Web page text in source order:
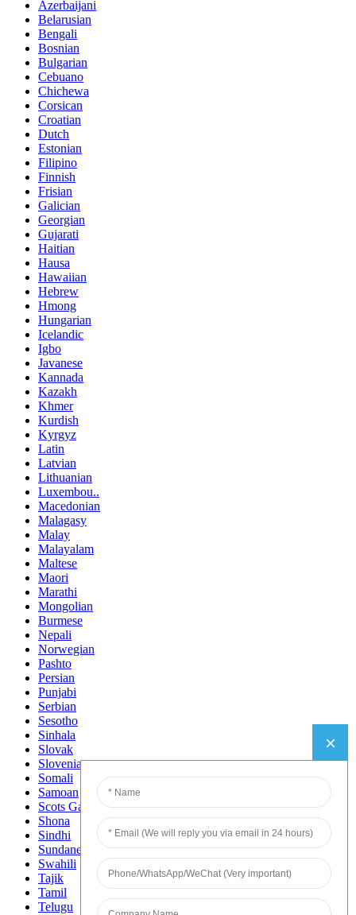
Azerbaijani
Belarusian
Bengali
Bosnian
Bulgarian
Cebuano
Chichewa
Corsican
Croatian
Dutch
Estonian
Filipino
Finnish
Frisian
Galician
Georgian
Gujarati
Haitian
Hausa
Hawaiian
Hebrew
Hmong
Hungarian
Icelandic
Igbo
Javanese
Kannada
Kazakh
Khmer
Kurdish
Kyrgyz
Latin
Latvian
Lithuanian
Luxembou..
Macedonian
Malagasy
Malay
Malayalam
Maltese
Maori
Marathi
Mongolian
Burmese
Nepali
Norwegian
Pashto
Persian
Punjabi
Serbian
Sesotho
Sinhala
Slovak
Slovenian
Somali
Samoan
Scots Gaelic
Shona
Sindhi
Sundanese
Swahili
Tajik
Tamil
Telugu